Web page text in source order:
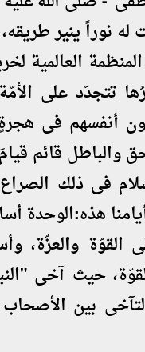
له نوراً ينير
العالمية
تتجدّد على
أنفسهم فى
والباطل قائم
فى ذلك
هذه:الوحدة
القوّة
حيث آخى
بين